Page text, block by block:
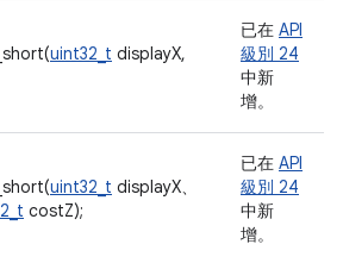
uint32_t displayX,
已在 API
級別 24
中新
增。
uint32_t displayX、
costZ);
已在 API
級別 24
中新
增。